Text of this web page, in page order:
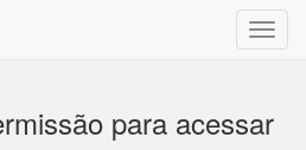
para acessar